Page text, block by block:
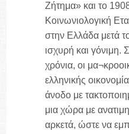
Ζήτημα» και το
Κοινωνιολογική
στην Ελλάδα μετά
ισχυρή και γόνιμη.
χρόνια, οι
ελληνικής
άνοδο με
μια χώρα με
αρκετά, ώστε να